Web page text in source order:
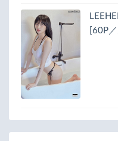
[60P